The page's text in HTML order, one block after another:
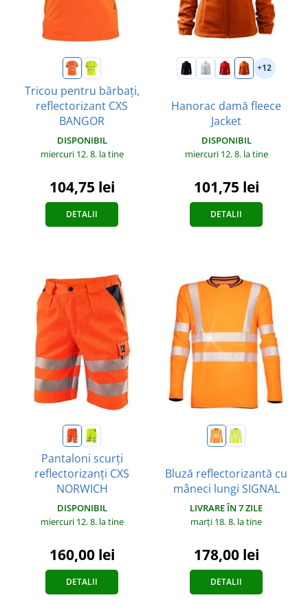
Tricou pentru bărbați,
reflectorizant CXS
BANGOR
DISPONIBIL
miercuri 12. 8. la tine
104,75 lei
DETALII
+12
Hanorac damă fleece
Jacket
DISPONIBIL
miercuri 12. 8. la tine
101,75 lei
DETALII
Pantaloni scurți
reflectorizanți CXS
NORWICH
DISPONIBIL
miercuri 12. 8. la tine
160,00 lei
DETALII
Bluză reflectorizantă cu
mâneci lungi SIGNAL
LIVRARE ÎN 7 ZILE
marți 18. 8. la tine
178,00 lei
DETALII